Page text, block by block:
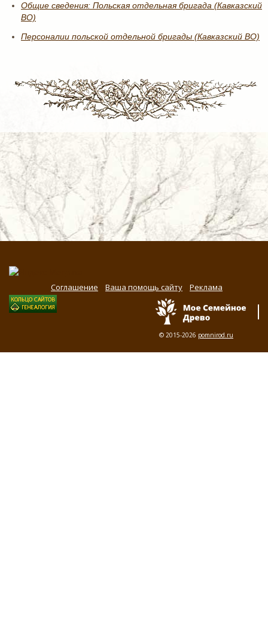
Общие сведения: Польская отдельная бригада (Кавказский
ВО)
Персоналии польской отдельной бригады (Кавказский ВО)
Соглашение Ваша помощь сайту Реклама
© 2015-2026 pomnirod.ru